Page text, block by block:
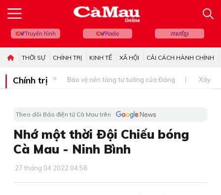
Truyền hình Radio ភាសាខ្មែរ
THỜI SỰ CHÍNH TRỊ KINH TẾ XÃ HỘI CẢI CÁCH HÀNH CHÍNH
Chính trị Bảo vệ nền tảng tư tưởng của Đảng Xây
Theo dõi Báo điện tử Cà Mau trên
Nhớ một thời Ðội Chiếu bóng
Cà Mau - Ninh Bình
27 tháng 04 2022 04:58